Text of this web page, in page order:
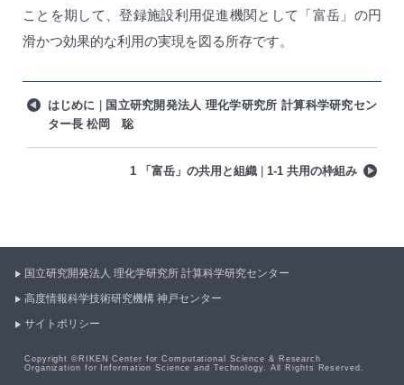
ことを期して、登録施設利用促進機関として「富岳」の円
滑かつ効果的な利用の実現を図る所存です。
はじめに
国立研究開発法人 理化学研究所 計算科学研究セン
ター長 松岡 聡
1 「富岳」の共用と組織 1-1 共用の枠組み
国立研究開発法人 理化学研究所 計算科学研究センター
高度情報科学技術研究機構 神戸センター
サイトポリシー
Copyright ©RIKEN Center for Computational Science & Research
Organization for Information Science and Technology. All Rights Reserved.